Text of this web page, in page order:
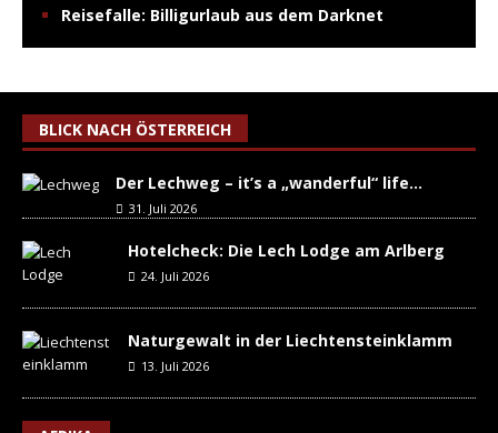
Reisefalle: Billigurlaub aus dem Darknet
BLICK NACH ÖSTERREICH
Der Lechweg – it’s a „wanderful“ life…
31. Juli 2026
Hotelcheck: Die Lech Lodge am Arlberg
24. Juli 2026
Naturgewalt in der Liechtensteinklamm
13. Juli 2026